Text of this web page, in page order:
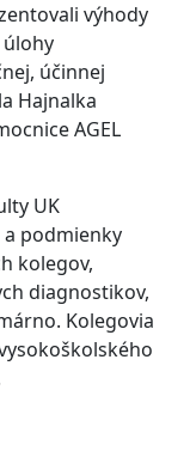
výhody
účinnej
Hajnalka
AGEL
UK
podmienky
kolegov,
diagnostikov,
Kolegovia